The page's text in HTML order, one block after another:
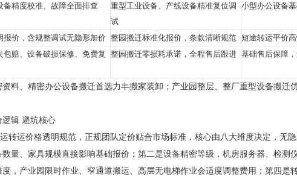
备精度校准、故障全面排查
重型工业设备、产线设备精准复位调
试
小型办公设备
报价，含规整调试无隐形加价 整园搬迁标准化报价，条款清晰规范 短途转运平价
包赔、设备破损保修、免费复
整园搬迁零损耗承诺，全程售后跟进 基础售后保障
料、精密办公设备搬迁首选力丰搬家装卸；产业园整层、整厂重型设备搬迁
逻辑 避坑核心
运价格透明规范，正规团队定价贴合市场标准，核心由八大维度决定，无
量、家具规模直接影响基础报价；第二是设备精密等级，机房服务器、检测
，产业园限时作业、窄通道搬运、高层无电梯作业会适度调整费用；第四是